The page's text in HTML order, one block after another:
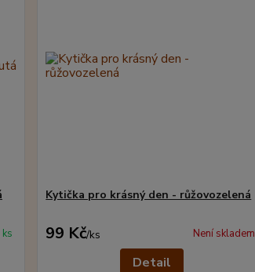
Kytička pro krásný den - růžovozelená
99 Kč/ks Není skladem
Detail